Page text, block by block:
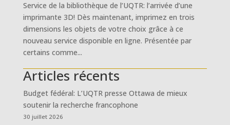
Service de la bibliothèque de l’UQTR: l’arrivée d’une
imprimante 3D! Dès maintenant, imprimez en trois
dimensions les objets de votre choix grâce à ce
nouveau service disponible en ligne. Présentée par
certains comme...
Articles récents
Budget fédéral: L’UQTR presse Ottawa de mieux
soutenir la recherche francophone
30 juillet 2026